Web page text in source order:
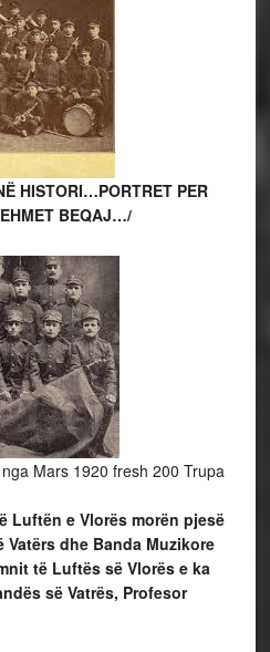
HISTORI…PORTRET PER
BEQAJ…/
Mars 1920 fresh 200 Trupa
Luftën e Vlorës morën pjesë
dhe Banda Muzikore
të Luftës së Vlorës e ka
së Vatrës, Profesor